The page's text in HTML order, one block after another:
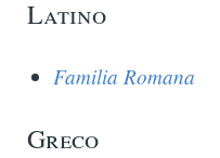
Latino
Familia Romana
Greco